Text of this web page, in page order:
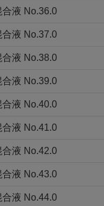
液 No.36.0
液 No.37.0
液 No.38.0
液 No.39.0
液 No.40.0
液 No.41.0
液 No.42.0
液 No.43.0
液 No.44.0